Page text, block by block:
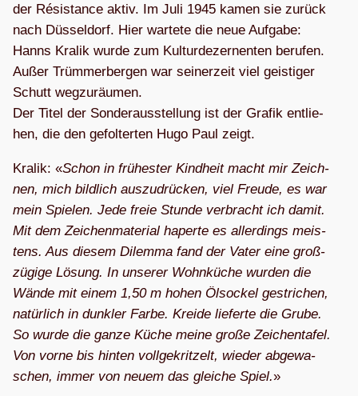
der Résis­tance aktiv. Im Juli 1945 kamen sie zurück
nach Düs­sel­dorf. Hier war­tete die neue Auf­gabe:
Hanns Kra­lik wurde zum Kul­tur­de­zer­nen­ten beru­fen.
Außer Trüm­mer­ber­gen war sei­ner­zeit viel geis­ti­ger
Schutt weg­zu­räu­men.
Der Titel der Son­der­aus­stel­lung ist der Gra­fik ent­lie­
hen, die den gefol­ter­ten Hugo Paul zeigt.
Kra­lik: «Schon in frü­hes­ter Kind­heit macht mir Zeich­
nen, mich bild­lich aus­zu­drü­cken, viel Freude, es war
mein Spie­len. Jede freie Stunde ver­bracht ich damit.
Mit dem Zei­chen­ma­te­rial haperte es aller­dings meis­
tens. Aus die­sem Dilemma fand der Vater eine groß­
zü­gige Lösung. In unse­rer Wohn­kü­che wur­den die
Wände mit einem 1,50 m hohen Ölso­ckel gestri­chen,
natür­lich in dunk­ler Farbe. Kreide lie­ferte die Grube.
So wurde die ganze Küche meine große Zei­chen­ta­fel.
Von vorne bis hin­ten voll­ge­krit­zelt, wie­der abge­wa­
schen, immer von neuem das glei­che Spiel.»